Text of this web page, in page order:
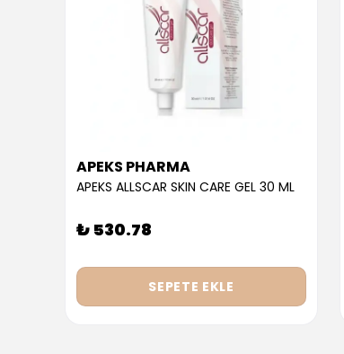
APEKS PHARMA
APEKS ALLSCAR SKIN CARE GEL 30 ML
₺ 530.78
SEPETE EKLE